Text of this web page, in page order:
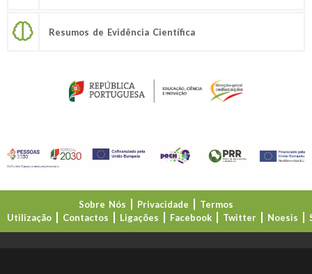
Resumos de Evidência Científica
Sobre Nós Privacidade
Termos
Utilização
Contactos Ligações Facebook Twitter Noesis